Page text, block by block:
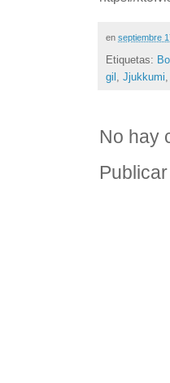
en septiembre
Etiquetas:
gil
Jjukkumi
No hay